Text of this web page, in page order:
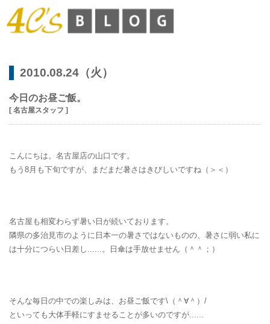
2010.08.24（火）
今日のお昼ご飯。
[ 名古屋スタッフ ]
こんにちは。名古屋店の山口です。
もう8月も下旬ですが、まだまだ暑さはきびしいですね（＞＜）
名古屋も相変わらず暑い日が続いております。
隣県の多治見市のように日本一の暑さではないものの、暑さに弱い私に
は十分につらい日差し......。日傘は手放せません（＾＾；）
そんな毎日の中での楽しみは、お昼ご飯です\（＾∀＾）/
といっても大体手軽にすませることが多いのですが......